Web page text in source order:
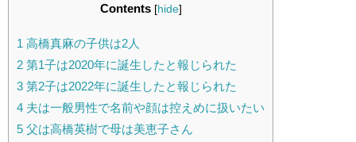
Contents [hide]
1 高橋真麻の子供は2人
2 第1子は2020年に誕生したと報じられた
3 第2子は2022年に誕生したと報じられた
4 夫は一般男性で名前や顔は控えめに扱いたい
5 父は高橋英樹で母は美恵子さん